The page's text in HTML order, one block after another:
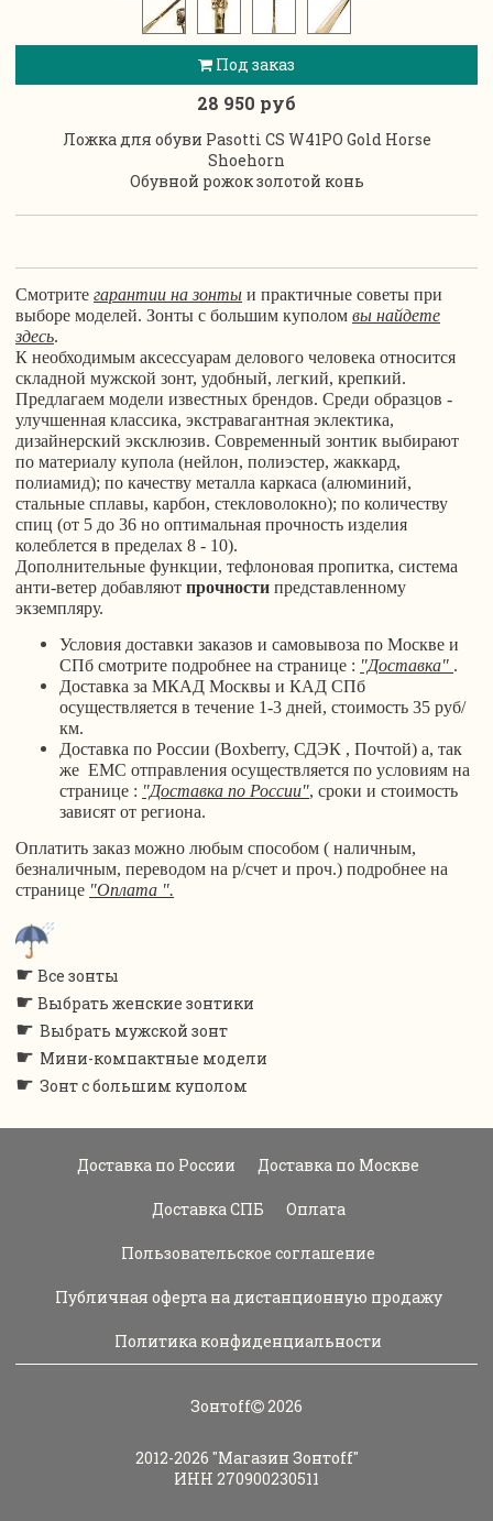
Под заказ
28 950 руб
Ложка для обуви Pasotti CS W41PO Gold Horse
Shoehorn
Обувной рожок золотой конь
Смотрите гарантии на зонты и практичные советы при
выборе моделей. Зонты с большим куполом вы найдете
здесь.
К необходимым аксессуарам делового человека относится
складной мужской зонт, удобный, легкий, крепкий.
Предлагаем модели известных брендов. Среди образцов -
улучшенная классика, экстравагантная эклектика,
дизайнерский эксклюзив. Современный зонтик выбирают
по материалу купола (нейлон, полиэстер, жаккард,
полиамид); по качеству металла каркаса (алюминий,
стальные сплавы, карбон, стекловолокно); по количеству
спиц (от 5 до 36 но оптимальная прочность изделия
колеблется в пределах 8 - 10).
Дополнительные функции, тефлоновая пропитка, система
анти-ветер добавляют прочности представленному
экземпляру.
Условия доставки заказов и самовывоза по Москве и
СПб смотрите подробнее на странице : "Доставка" .
Доставка за МКАД Москвы и КАД СПб
осуществляется в течение 1-3 дней, стоимость 35 руб/
км.
Доставка по России (Boxberry, СДЭК , Почтой) а, так
же ЕМС отправления осуществляется по условиям на
странице : "Доставка по России", сроки и стоимость
зависят от региона.
Оплатить заказ можно любым способом ( наличным,
безналичным, переводом на р/счет и проч.) подробнее на
странице "Оплата ".
☛ Все зонты
☛ Выбрать женские зонтики
☛ Выбрать мужской зонт
☛ Мини-компактные модели
☛ Зонт с большим куполом
Доставка по России Доставка по Москве
Доставка СПБ Оплата
Пользовательское соглашение
Публичная оферта на дистанционную продажу
Политика конфиденциальности
Зонтoff 2026
2012-2026 "Магазин Зонтoff"
ИНН 270900230511